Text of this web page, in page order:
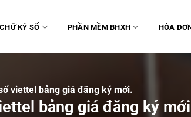
CHỮ KÝ SỐ PHẦN MỀM BHXH HÓA
viettel bảng giá đăng ký mới.
bảng giá đăng ký